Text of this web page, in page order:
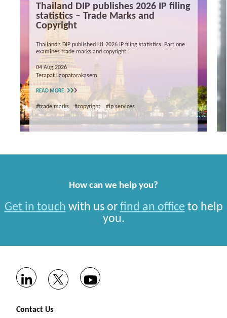
Thailand DIP publishes 2026 IP filing
statistics – Trade Marks and
Copyright
Thailand’s DIP published H1 2026 IP filing statistics. Part one
examines trade marks and copyright.
04 Aug 2026
Terapat Laopatarakasem
READ MORE
#trade marks #copyright #ip services
How can we help you?
Get in touch with us or find an office to help
you.
Contact Us